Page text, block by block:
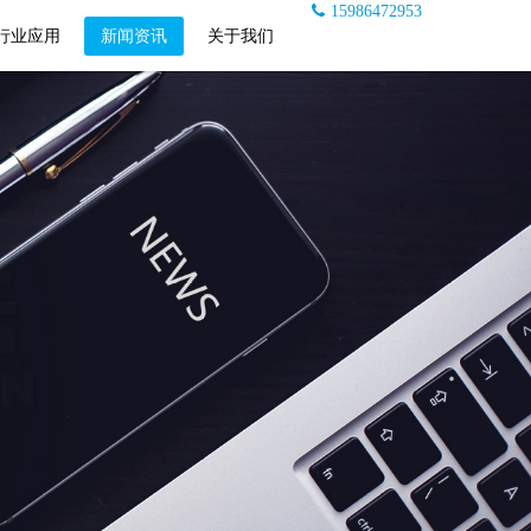
15986472953
业应用
新闻资讯 关于我们